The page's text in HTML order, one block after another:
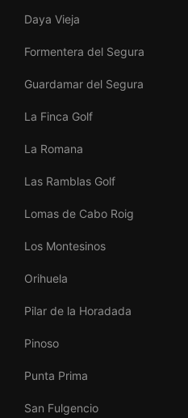
Daya Vieja
Formentera del Segura
Guardamar del Segura
La Finca Golf
La Romana
Las Ramblas Golf
Lomas de Cabo Roig
Los Montesinos
Orihuela
Pilar de la Horadada
Pinoso
Punta Prima
San Fulgencio